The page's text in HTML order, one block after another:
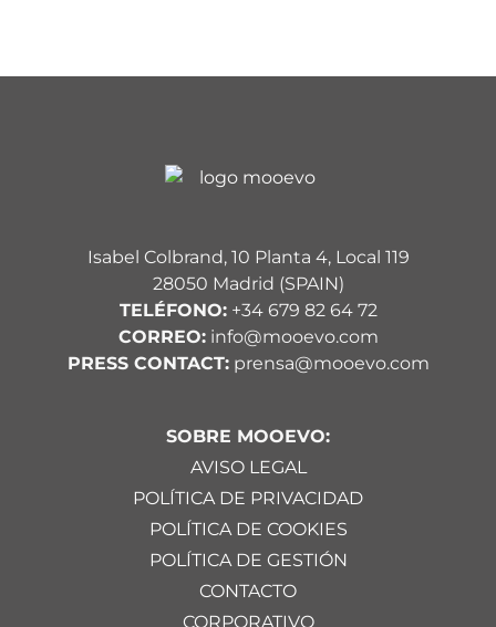
Isabel Colbrand, 10 Planta 4, Local 119
28050 Madrid (SPAIN)
TELÉFONO:+34 679 82 64 72
CORREO:info@mooevo.com
PRESS CONTACT:prensa@mooevo.com
SOBRE MOOEVO:
AVISO LEGAL
POLÍTICA DE PRIVACIDAD
POLÍTICA DE COOKIES
POLÍTICA DE GESTIÓN
CONTACTO
CORPORATIVO